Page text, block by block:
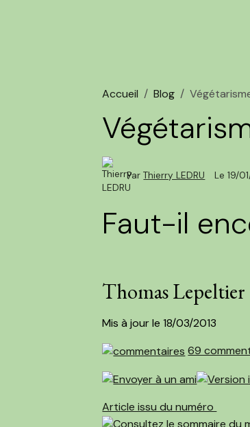
Accueil Blog
ParThierry LEDRU Le 19/
Faut-il
Thomas Lepeltier
Mis à jour le 18/03/2013
69
Article issu du numéro